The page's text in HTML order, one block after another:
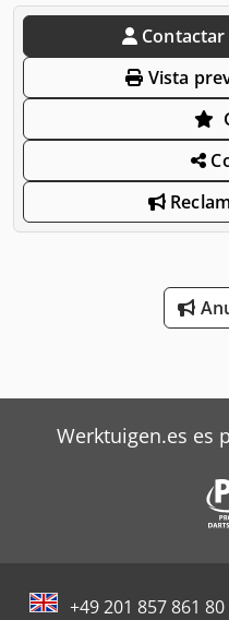
Vista
Werktuigen.es es
+49 201 857 861 80